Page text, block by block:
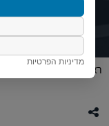
ראשי
מדיניות הפרטיות